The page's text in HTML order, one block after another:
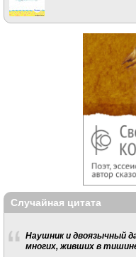
Случайная цитата
Наушник и двоязычный
многих, живших в